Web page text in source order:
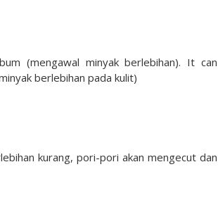
(mengawal minyak berlebihan). It can
berlebihan pada kulit)
kurang, pori-pori akan mengecut dan